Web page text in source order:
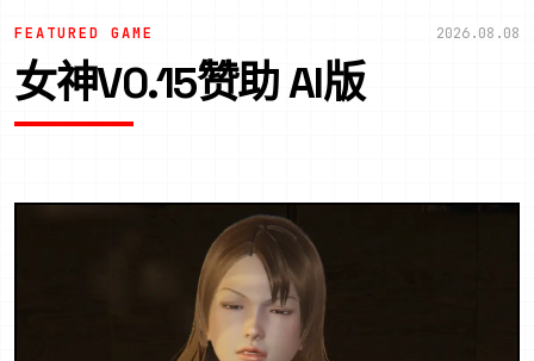
FEATURED GAME 2026.08.08
女神V0.15赞助 AI版